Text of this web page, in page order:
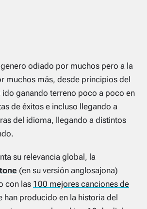
odiado por muchos pero a la
muchos más, desde principios del
ido ganando terreno poco a poco en
de éxitos e incluso llegando a
del idioma, llegando a distintos
su relevancia global, la
(en su versión anglosajona)
con las 100 mejores canciones de
han producido en la historia del